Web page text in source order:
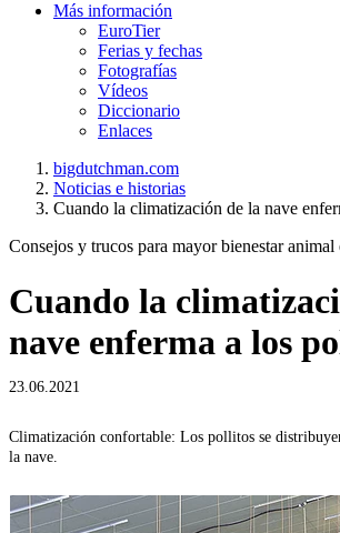
Más información
EuroTier
Ferias y fechas
Fotografías
Vídeos
Diccionario
Enlaces
bigdutchman.com
Noticias e historias
Cuando la climatización de la nave
Consejos y trucos para mayor bienestar
Cuando la
nave enferma a los
23.06.2021
Climatización confortable: Los pollitos se
la nave.